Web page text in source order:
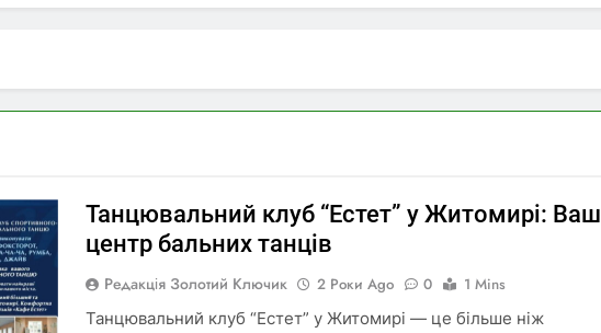
Танцювальний клуб “Естет” у Житомирі: Ваш
центр бальних танців
Редакція Золотий Ключик 2 Роки Ago 0
1 Mins
Танцювальний клуб “Естет” у Житомирі — це більше ніж